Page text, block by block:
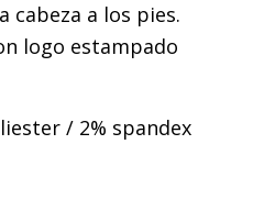
cabeza a los pies.
logo estampado
/ 2% spandex